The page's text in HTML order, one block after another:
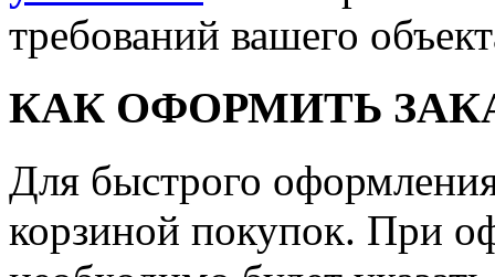
требований вашего
КАК ОФОРМИТЬ
Для быстрого оформления
корзиной покупок. При